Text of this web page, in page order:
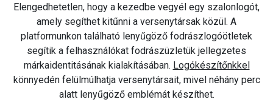
Elengedhetetlen, hogy a kezedbe vegyél egy szalonlogót,
amely segíthet kitűnni a versenytársak közül. A
platformunkon található lenyűgöző fodrászlogóötletek
segítik a felhasználókat fodrászüzletük jellegzetes
márkaidentitásának kialakításában. Logókészítőnkkel
könnyedén felülmúlhatja versenytársait, mivel néhány perc
alatt lenyűgöző emblémát készíthet.